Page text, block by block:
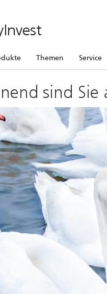
Themen Service
sind